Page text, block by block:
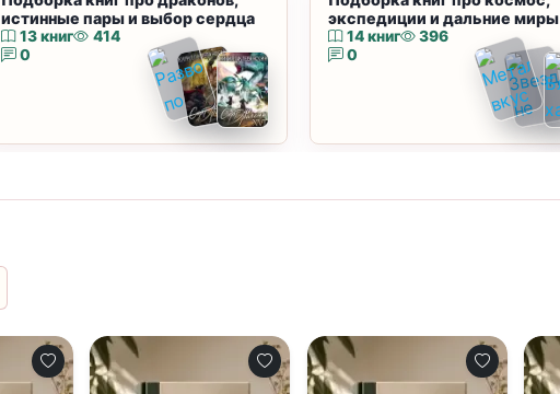
истинные пары и выбор сердца
13 книг
414
0
экспедиции и дальние миры
14 книг
396
0